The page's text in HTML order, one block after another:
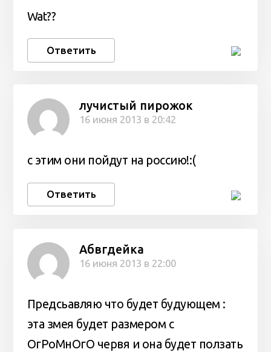
Wat??
Ответить
лучистый пирожок
16 июня 2013 в 20:42
с этим они пойдут на россию!:(
Ответить
Абвгдейка
16 июня 2013 в 22:00
Предсьавляю что будет будующем :
эта змея будет размером с
ОгРоМнОгО червя и она будет ползать